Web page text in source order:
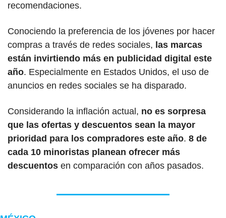
recomendaciones.
Conociendo la preferencia de los jóvenes por hacer
compras a través de redes sociales, las marcas
están invirtiendo más en publicidad digital este
año. Especialmente en Estados Unidos, el uso de
anuncios en redes sociales se ha disparado.
Considerando la inflación actual, no es sorpresa
que las ofertas y descuentos sean la mayor
prioridad para los compradores este año. 8 de
cada 10 minoristas planean ofrecer más
descuentos en comparación con años pasados.